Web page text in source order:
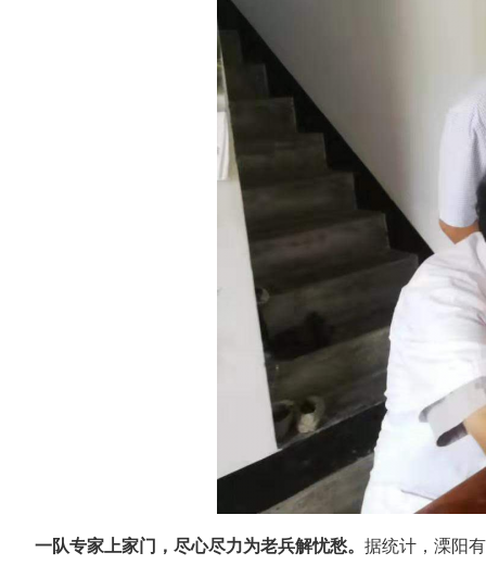
一队专家上家门，尽心尽力为老兵解忧愁。 据统计，溧阳